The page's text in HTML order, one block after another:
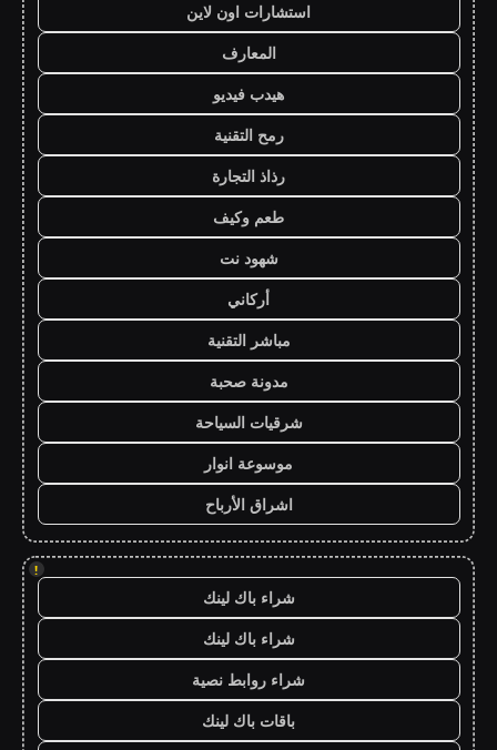
استشارات اون لاين
المعارف
هيدب فيديو
رمح التقنية
رذاذ التجارة
طعم وكيف
شهود نت
أركاني
مباشر التقنية
مدونة صحبة
شرقيات السياحة
موسوعة انوار
اشراق الأرباح
!
شراء باك لينك
شراء باك لينك
شراء روابط نصية
باقات باك لينك